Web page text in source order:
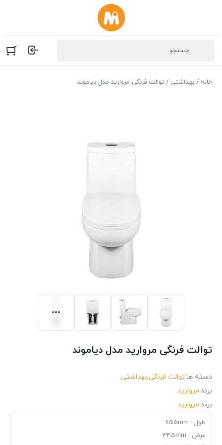
خانه / بهداشتی / توالت فرنگی مروارید مدل دیاموند
توالت فرنگی مروارید مدل دیاموند
دسته ها:توالت فرنگی,بهداشتی
برند:مروارید
برند:مروارید
طول : 655mm
عرض : 345mm